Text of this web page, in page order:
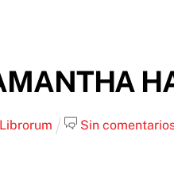
Librorum Sin